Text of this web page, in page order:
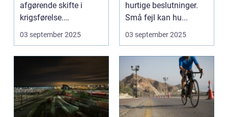
afgørende skifte i
krigsførelse.
Industrialiser...
03 september 2025
hurtige beslutninger.
Små fejl kan hu...
03 september 2025